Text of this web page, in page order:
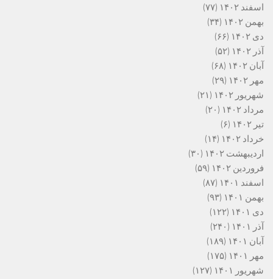
اسفند ۱۴۰۲
(۷۷)
بهمن ۱۴۰۲
(۳۴)
دی ۱۴۰۲
(۶۶)
آذر ۱۴۰۲
(۵۲)
آبان ۱۴۰۲
(۶۸)
مهر ۱۴۰۲
(۲۹)
شهریور ۱۴۰۲
(۲۱)
مرداد ۱۴۰۲
(۲۰)
تیر ۱۴۰۲
(۶)
خرداد ۱۴۰۲
(۱۴)
اردیبهشت ۱۴۰۲
(۳۰)
فروردین ۱۴۰۲
(۵۹)
اسفند ۱۴۰۱
(۸۷)
بهمن ۱۴۰۱
(۹۳)
دی ۱۴۰۱
(۱۲۲)
آذر ۱۴۰۱
(۲۴۰)
آبان ۱۴۰۱
(۱۸۹)
مهر ۱۴۰۱
(۱۷۵)
شهریور ۱۴۰۱
(۱۲۷)